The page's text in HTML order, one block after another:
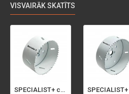
VISVAIRĀK SKATĪTS
SPECIALIST+ caurumu zāģis BI-METAL, 92 mm